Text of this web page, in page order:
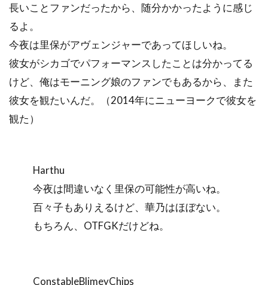
長いことファンだったから、随分かかったように感じ
るよ。
今夜は里保がアヴェンジャーであってほしいね。
彼女がシカゴでパフォーマンスしたことは分かってる
けど、俺はモーニング娘のファンでもあるから、また
彼女を観たいんだ。（2014年にニューヨークで彼女を
観た）
Harthu
今夜は間違いなく里保の可能性が高いね。
百々子もありえるけど、華乃はほぼない。
もちろん、OTFGKだけどね。
ConstableBlimeyChips